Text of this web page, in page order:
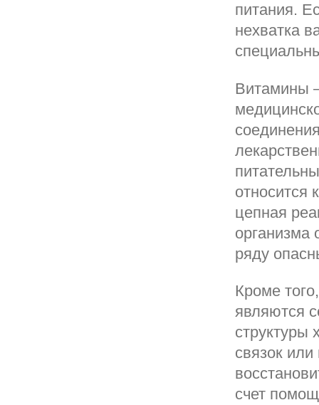
питания.
нехватка
Витамины
относится
цепная
ряду
Кроме
являются
структуры
связок
счет